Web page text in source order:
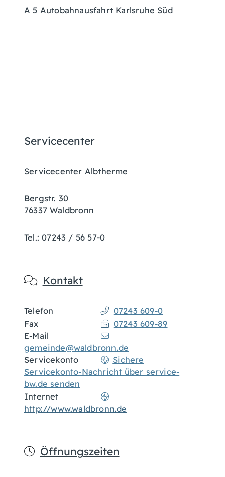
A 5 Autobahnausfahrt Karlsruhe Süd
Servicecenter
Servicecenter Albtherme
Bergstr. 30
76337 Waldbronn
Tel.: 07243 / 56 57-0
Kontakt
Telefon
07243 609-0
Fax
07243 609-89
E-Mail
gemeinde@waldbronn.de
Servicekonto
Sichere
Servicekonto-Nachricht über service-
bw.de senden
Internet
http://www.waldbronn.de
Öffnungszeiten